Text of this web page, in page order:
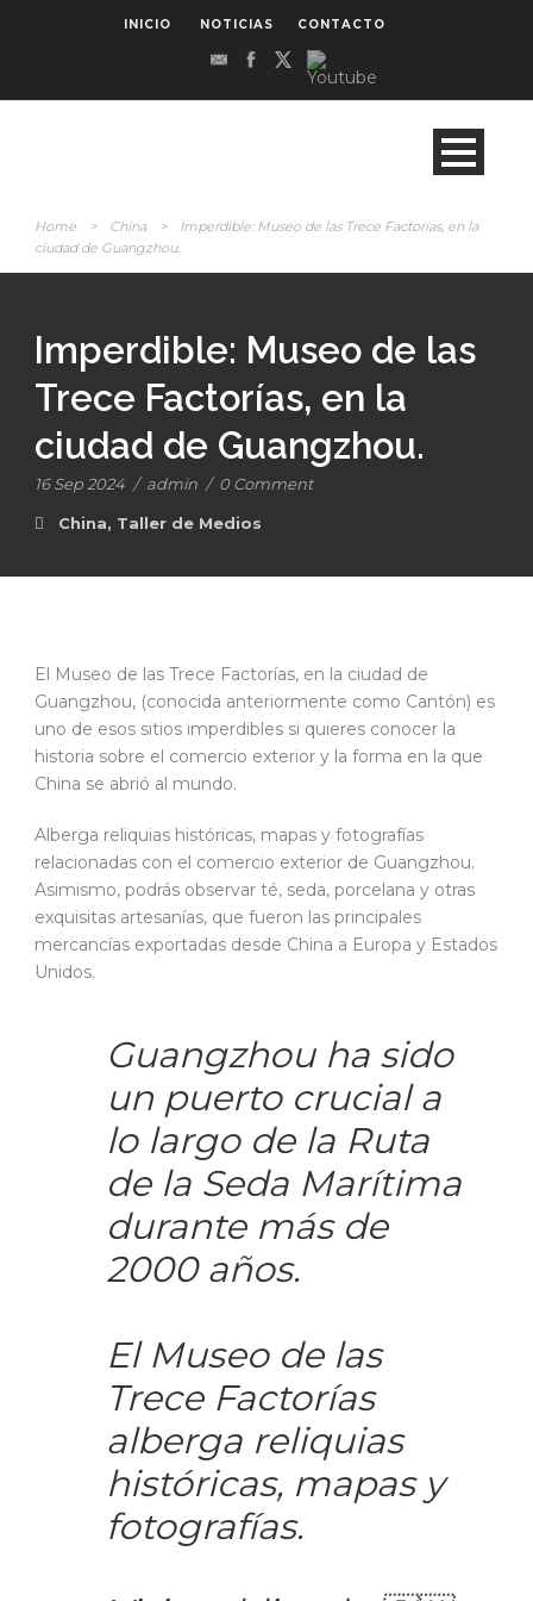
INICIO NOTICIAS CONTACTO
Home > China >
Imperdible: Museo de las Trece Factorías, en la
ciudad de Guangzhou.
Imperdible: Museo de las
Trece Factorías, en la
ciudad de Guangzhou.
16 Sep 2024 / admin / 0 Comment
China, Taller de Medios
El Museo de las Trece Factorías, en la ciudad de
Guangzhou, (conocida anteriormente como Cantón) es
uno de esos sitios imperdibles si quieres conocer la
historia sobre el comercio exterior y la forma en la que
China se abrió al mundo.
Alberga reliquias históricas, mapas y fotografías
relacionadas con el comercio exterior de Guangzhou.
Asimismo, podrás observar té, seda, porcelana y otras
exquisitas artesanías, que fueron las principales
mercancías exportadas desde China a Europa y Estados
Unidos.
Guangzhou ha sido
un puerto crucial a
lo largo de la Ruta
de la Seda Marítima
durante más de
2000 años.
El Museo de las
Trece Factorías
alberga reliquias
históricas, mapas y
fotografías.